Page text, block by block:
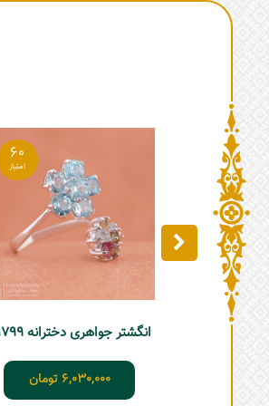
60
انگشتر جواهری دخترانه D1799
6,030,000 تومان